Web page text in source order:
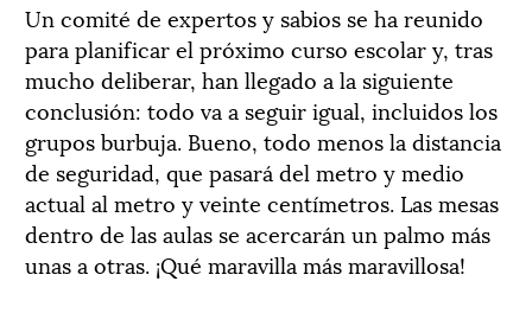
Un comité de expertos y sabios se ha reunido
para planificar el próximo curso escolar y, tras
mucho deliberar, han llegado a la siguiente
conclusión: todo va a seguir igual, incluidos los
grupos burbuja. Bueno, todo menos la distancia
de seguridad, que pasará del metro y medio
actual al metro y veinte centímetros. Las mesas
dentro de las aulas se acercarán un palmo más
unas a otras. ¡Qué maravilla más maravillosa!